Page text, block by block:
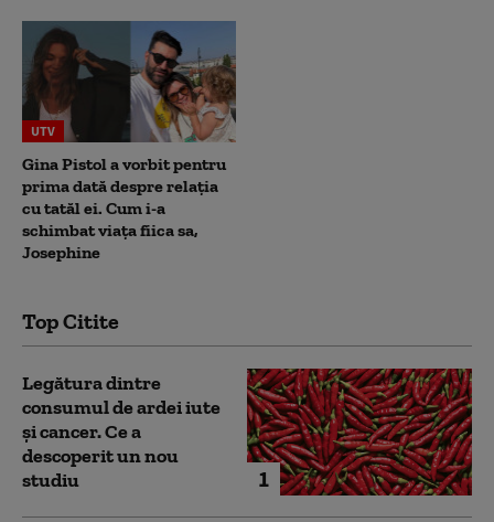
UTV
Gina Pistol a vorbit pentru
prima dată despre relația
cu tatăl ei. Cum i-a
schimbat viața fiica sa,
Josephine
Top Citite
1
Legătura dintre
consumul de ardei iute
și cancer. Ce a
descoperit un nou
studiu